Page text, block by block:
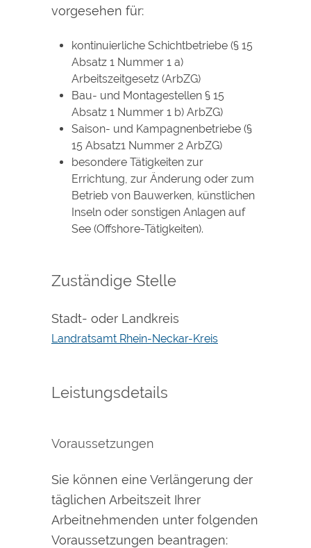
vorgesehen für:
kontinuierliche Schichtbetriebe (§ 15
Absatz 1 Nummer 1 a)
Arbeitszeitgesetz (ArbZG)
Bau- und Montagestellen § 15
Absatz 1 Nummer 1 b) ArbZG)
Saison- und Kampagnenbetriebe (§
15 Absatz1 Nummer 2 ArbZG)
besondere Tätigkeiten zur
Errichtung, zur Änderung oder zum
Betrieb von Bauwerken, künstlichen
Inseln oder sonstigen Anlagen auf
See (Offshore-Tätigkeiten).
Zuständige Stelle
Stadt- oder Landkreis
Landratsamt Rhein-Neckar-Kreis
Leistungsdetails
Voraussetzungen
Sie können eine Verlängerung der
täglichen Arbeitszeit Ihrer
Arbeitnehmenden unter folgenden
Voraussetzungen beantragen: